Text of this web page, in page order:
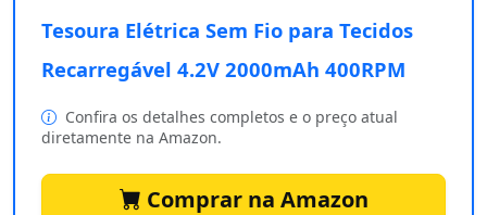
Tesoura Elétrica Sem Fio para Tecidos
Recarregável 4.2V 2000mAh 400RPM
Confira os detalhes completos e o preço atual
diretamente na Amazon.
Comprar na Amazon